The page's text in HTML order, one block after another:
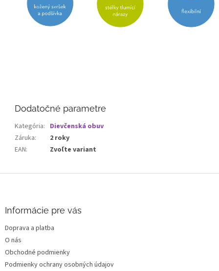
Dodatočné parametre
Kategória: Dievčenská obuv
Záruka:
2 roky
EAN: Zvoľte variant
e
Informácie pre vás
Doprava a platba
O nás
Obchodné podmienky
Podmienky ochrany osobných údajov